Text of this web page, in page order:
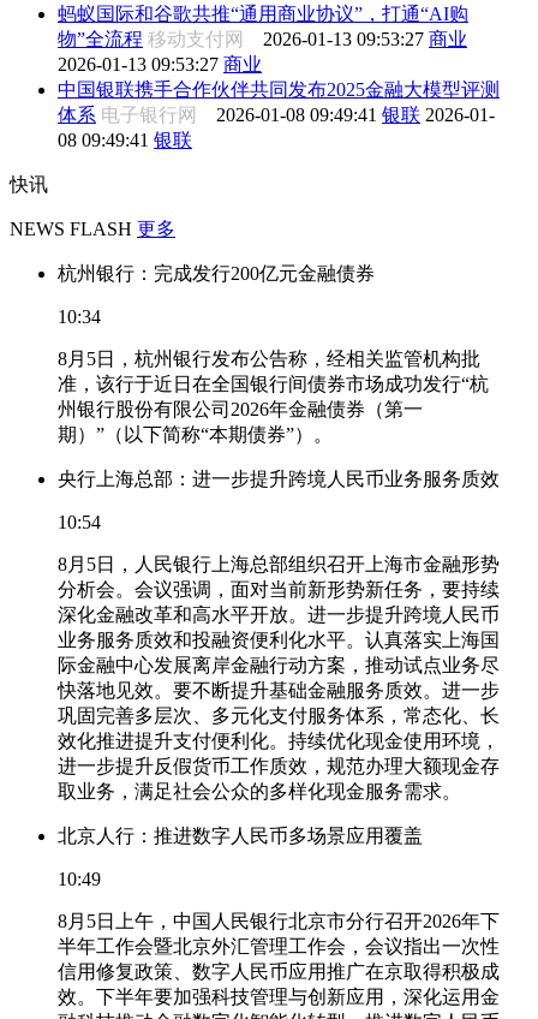
蚂蚁国际和谷歌共推“通用商业协议”，打通“AI购
物”全流程 移动支付网 2026-01-13 09:53:27 商业
2026-01-13 09:53:27 商业
中国银联携手合作伙伴共同发布2025金融大模型评测
体系 电子银行网 2026-01-08 09:49:41 银联 2026-01-
08 09:49:41 银联
快讯
NEWS FLASH 更多
杭州银行：完成发行200亿元金融债券
10:34
8月5日，杭州银行发布公告称，经相关监管机构批
准，该行于近日在全国银行间债券市场成功发行“杭
州银行股份有限公司2026年金融债券（第一
期）”（以下简称“本期债券”）。
央行上海总部：进一步提升跨境人民币业务服务质效
10:54
8月5日，人民银行上海总部组织召开上海市金融形势
分析会。会议强调，面对当前新形势新任务，要持续
深化金融改革和高水平开放。进一步提升跨境人民币
业务服务质效和投融资便利化水平。认真落实上海国
际金融中心发展离岸金融行动方案，推动试点业务尽
快落地见效。要不断提升基础金融服务质效。进一步
巩固完善多层次、多元化支付服务体系，常态化、长
效化推进提升支付便利化。持续优化现金使用环境，
进一步提升反假货币工作质效，规范办理大额现金存
取业务，满足社会公众的多样化现金服务需求。
北京人行：推进数字人民币多场景应用覆盖
10:49
8月5日上午，中国人民银行北京市分行召开2026年下
半年工作会暨北京外汇管理工作会，会议指出一次性
信用修复政策、数字人民币应用推广在京取得积极成
效。下半年要加强科技管理与创新应用，深化运用金